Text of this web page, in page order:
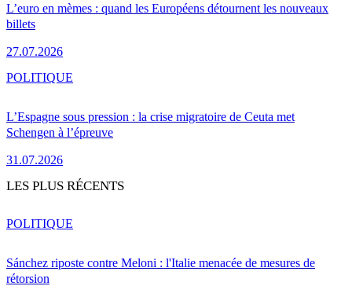
L’euro en mèmes : quand les Européens détournent les nouveaux
billets
27.07.2026
L’Espagne sous pression : la crise migratoire de Ceuta met
Schengen à l’épreuve
31.07.2026
POLITIQUE
LES PLUS RÉCENTS
Sánchez riposte contre Meloni : l'Italie menacée de mesures de
rétorsion
POLITIQUE